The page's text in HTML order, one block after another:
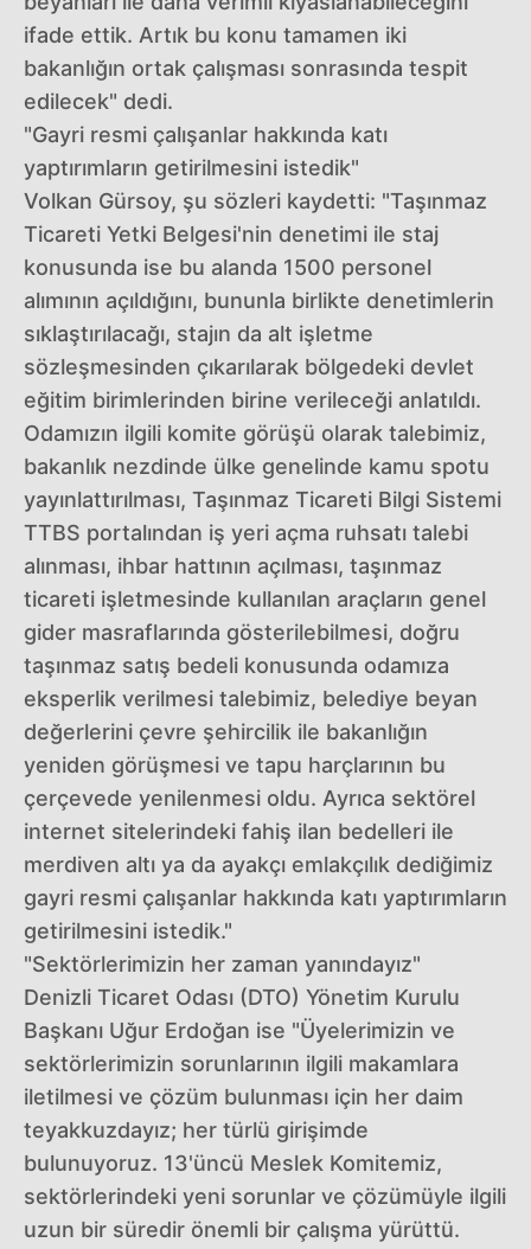
ifade ettik. Artık bu konu tamamen iki
bakanlığın ortak çalışması sonrasında tespit
edilecek" dedi.
"Gayri resmi çalışanlar hakkında katı
yaptırımların getirilmesini istedik"
Volkan Gürsoy, şu sözleri kaydetti: "Taşınmaz
Ticareti Yetki Belgesi'nin denetimi ile staj
konusunda ise bu alanda 1500 personel
alımının açıldığını, bununla birlikte denetimlerin
sıklaştırılacağı, stajın da alt işletme
sözleşmesinden çıkarılarak bölgedeki devlet
eğitim birimlerinden birine verileceği anlatıldı.
Odamızın ilgili komite görüşü olarak talebimiz,
bakanlık nezdinde ülke genelinde kamu spotu
yayınlattırılması, Taşınmaz Ticareti Bilgi Sistemi
TTBS portalından iş yeri açma ruhsatı talebi
alınması, ihbar hattının açılması, taşınmaz
ticareti işletmesinde kullanılan araçların genel
gider masraflarında gösterilebilmesi, doğru
taşınmaz satış bedeli konusunda odamıza
eksperlik verilmesi talebimiz, belediye beyan
değerlerini çevre şehircilik ile bakanlığın
yeniden görüşmesi ve tapu harçlarının bu
çerçevede yenilenmesi oldu. Ayrıca sektörel
internet sitelerindeki fahiş ilan bedelleri ile
merdiven altı ya da ayakçı emlakçılık dediğimiz
gayri resmi çalışanlar hakkında katı yaptırımların
getirilmesini istedik."
"Sektörlerimizin her zaman yanındayız"
Denizli Ticaret Odası (DTO) Yönetim Kurulu
Başkanı Uğur Erdoğan ise "Üyelerimizin ve
sektörlerimizin sorunlarının ilgili makamlara
iletilmesi ve çözüm bulunması için her daim
teyakkuzdayız; her türlü girişimde
bulunuyoruz. 13'üncü Meslek Komitemiz,
sektörlerindeki yeni sorunlar ve çözümüyle ilgili
uzun bir süredir önemli bir çalışma yürüttü.